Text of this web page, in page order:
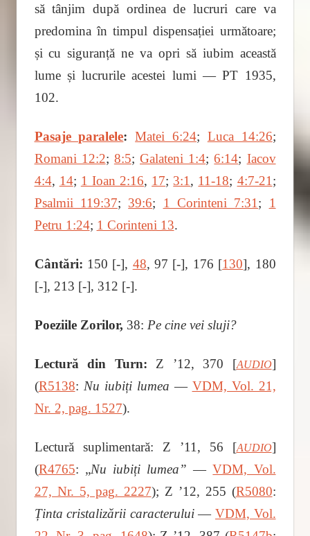
să tânjim după ordinea de lucruri care va
predomina în timpul dispensației următoare;
și cu siguranță ne va opri să iubim această
lume și lucrurile acestei lumi — PT 1935,
102.
Pasaje paralele: Matei 6:24; Luca 14:26;
Romani 12:2; 8:5;Galateni 1:4;6:14; Iacov
4:4, 14; 1 Ioan 2:16, 17; 3:1 , 11-18; 4:7-21 ;
Psalmii 119:37; 39:6; 1 Corinteni 7:31 ; 1
Petru 1:24; 1 Corinteni 13.
Cântări: 150 [-], 48, 97 [-], 176 [130], 180
[-], 213 [-], 312 [-].
Poeziile Zorilor, 38: Pe cine vei sluji?
Lectură din Turn: Z ʼ12, 370 [AUDIO]
(R5138: Nu iubiți lumea ― VDM, Vol. 21,
Nr. 2, pag. 1527).
Lectură suplimentară: Z ʼ11, 56 [AUDIO]
(R4765: „Nu iubiți lumea” ― VDM, Vol.
27, Nr. 5, pag. 2227); Z ʼ12, 255 (R5080:
Ținta cristalizării caracterului ― VDM, Vol.